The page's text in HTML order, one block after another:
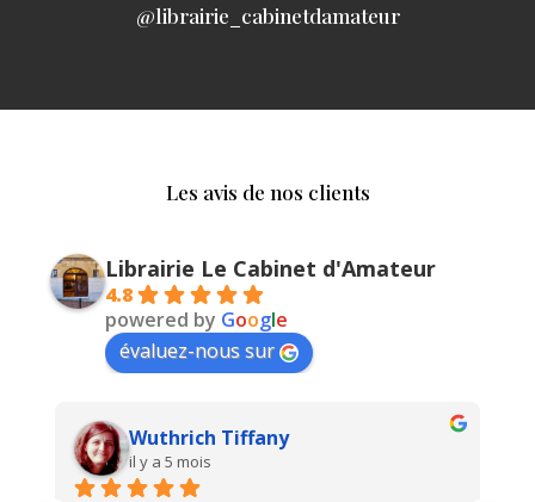
@librairie_cabinetdamateur
Les avis de nos clients
Librairie Le Cabinet d'Amateur
4.8
powered by Google
évaluez-nous sur
Wuthrich Tiffany
il y a 5 mois